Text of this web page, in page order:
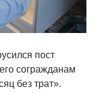
пост
согражданам
без трат».